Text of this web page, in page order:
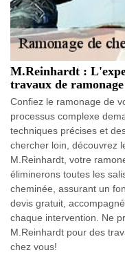
M.Reinhardt :
travaux de ramonage
Confiez le ramonage de
processus complexe
techniques précises et
chercher loin, découvrez
M.Reinhardt, votre
éliminerons toutes les
cheminée, assurant un
devis gratuit,
chaque intervention. Ne
M.Reinhardt pour des
chez vous!